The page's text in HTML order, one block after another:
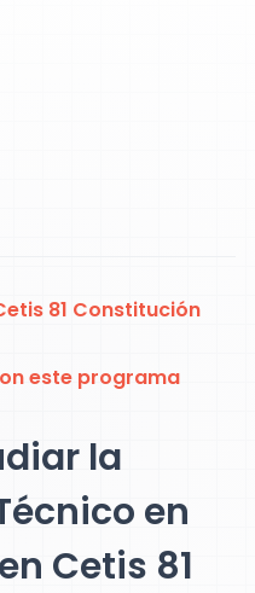
81 Constitución
este programa
la
en
Cetis 81